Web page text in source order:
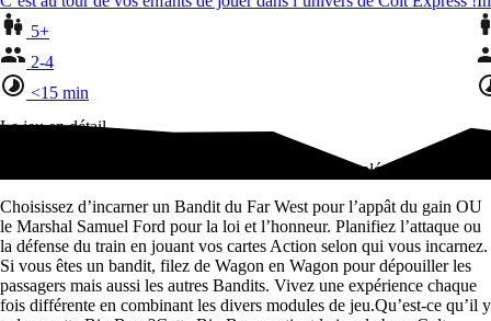
5+
2-4
<15 min
Le jeu en détail
Le jeu de base, les deux extensions, et un bandit supplémentaire !
Choisissez d’incarner un Bandit du Far West pour l’appât du gain OU
le Marshal Samuel Ford pour la loi et l’honneur. Planifiez l’attaque ou
la défense du train en jouant vos cartes Action selon qui vous incarnez.
Si vous êtes un bandit, filez de Wagon en Wagon pour dépouiller les
passagers mais aussi les autres Bandits. Vivez une expérience chaque
fois différente en combinant les divers modules de jeu.Qu’est-ce qu’il y